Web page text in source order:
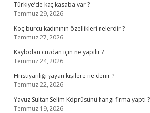
Türkiye’de kaç kasaba var ?
Temmuz 29, 2026
Koç burcu kadınının özellikleri nelerdir ?
Temmuz 27, 2026
Kaybolan cüzdan için ne yapılır ?
Temmuz 24, 2026
Hristiyanlığı yayan kişilere ne denir ?
Temmuz 22, 2026
Yavuz Sultan Selim Köprüsünü hangi firma yaptı ?
Temmuz 19, 2026